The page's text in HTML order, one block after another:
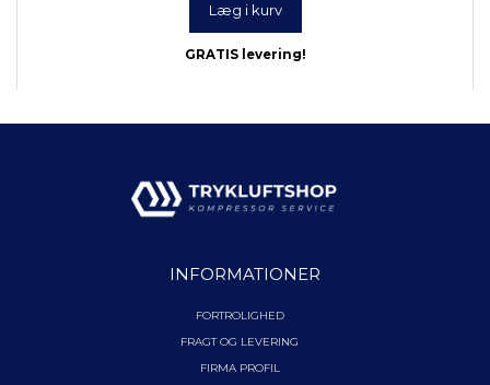
Læg i kurv
GRATIS levering!
INFORMATIONER
FORTROLIGHED
FRAGT OG LEVERING
FIRMA PROFIL